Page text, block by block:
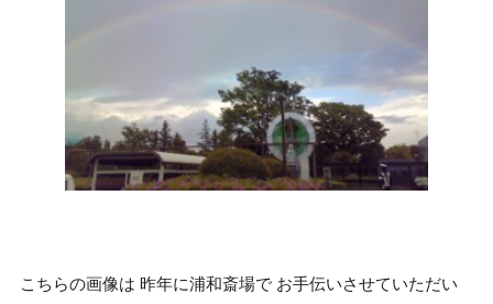
こちらの画像は 昨年に浦和斎場で お手伝いさせていただい